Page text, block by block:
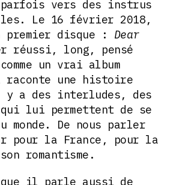
vers des instrus
Le 16 février 2018,
disque : Dear
réussi, long, pensé
un vrai album
raconte une histoire
y a des interludes, des
lui permettent de se
monde. De nous parler
pour la France, pour la
romantisme.
il parle aussi de